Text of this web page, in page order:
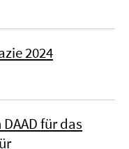
2024
für das